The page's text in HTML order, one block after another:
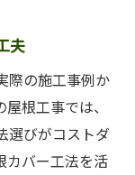
夫
際の施工事例か
根工事では、
選びがコストダ
カバー工法を活